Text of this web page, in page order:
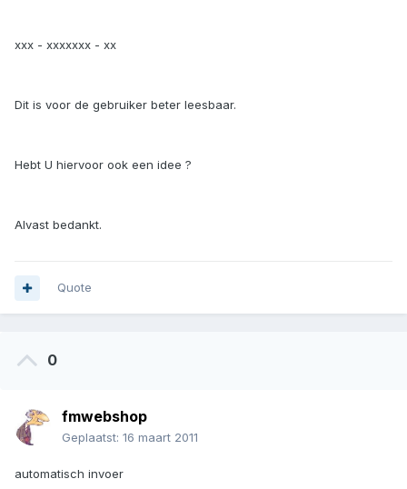
xxx - xxxxxxx - xx
Dit is voor de gebruiker beter leesbaar.
Hebt U hiervoor ook een idee ?
Alvast bedankt.
Quote
0
fmwebshop
Geplaatst: 16 maart 2011
automatisch invoer